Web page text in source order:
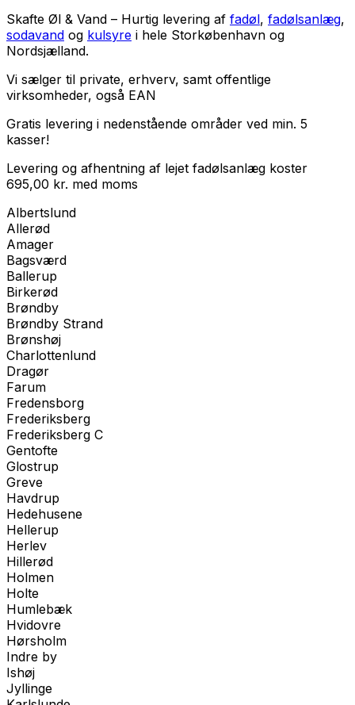
Skafte Øl & Vand – Hurtig levering af fadøl, fadølsanlæg,
sodavand og kulsyre i hele Storkøbenhavn og
Nordsjælland.
Vi sælger til private, erhverv, samt offentlige
virksomheder, også EAN
Gratis levering i nedenstående områder ved min. 5
kasser!
Levering og afhentning af lejet fadølsanlæg koster
695,00 kr. med moms
Albertslund
Allerød
Amager
Bagsværd
Ballerup
Birkerød
Brøndby
Brøndby Strand
Brønshøj
Charlottenlund
Dragør
Farum
Fredensborg
Frederiksberg
Frederiksberg C
Gentofte
Glostrup
Greve
Havdrup
Hedehusene
Hellerup
Herlev
Hillerød
Holmen
Holte
Humlebæk
Hvidovre
Hørsholm
Indre by
Ishøj
Jyllinge